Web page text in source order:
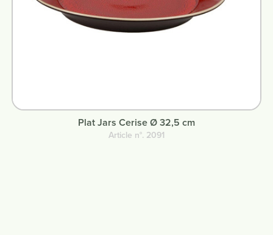
Plat Jars Cerise Ø 32,5 cm
Article n°. 2091